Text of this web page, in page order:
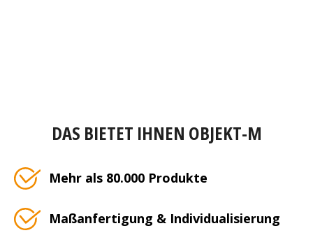
DAS BIETET IHNEN OBJEKT-M
Mehr als 80.000 Produkte
Maßanfertigung & Individualisierung